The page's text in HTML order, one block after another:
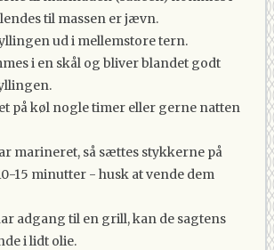
til massen er jævn.
ud i mellemstore tern.
i en skål og bliver blandet godt
på køl nogle timer eller gerne natten
marineret, så sættes stykkerne på
15 minutter - husk at vende dem
adgang til en grill, kan de sagtens
i lidt olie.